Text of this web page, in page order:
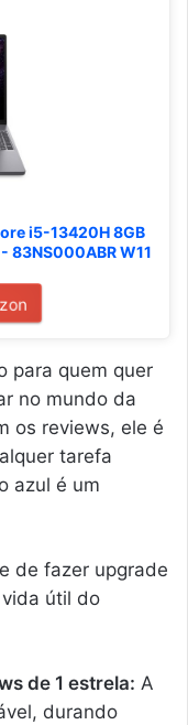
i5-13420H 8GB
83NS000ABR W11
para quem quer
no mundo da
os reviews, ele é
tarefa
azul é um
de fazer upgrade
vida útil do
de 1 estrela: A
durando